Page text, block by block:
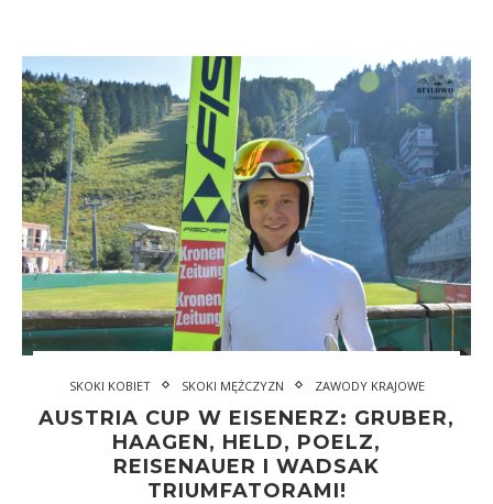
SKOKI KOBIET SKOKI MĘŻCZYZN ZAWODY KRAJOWE
AUSTRIA CUP W EISENERZ: GRUBER,
HAAGEN, HELD, POELZ,
REISENAUER I WADSAK
TRIUMFATORAMI!